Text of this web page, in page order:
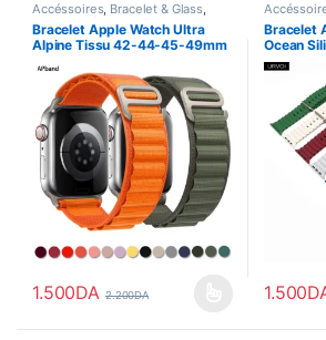
Accéssoires, Bracelet & Glass,
Nouvel Arrivage
Bracelet Apple Watch Ultra
Alpine Tissu 42-44-45-49mm
1.500DA 2.200DA
Ce produit a plusieurs variations. Les
Nouvel
Bracelet
Ocean
49mm
1.500
Ce